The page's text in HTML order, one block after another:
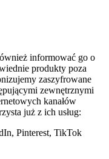
informować go o
produkty poza
zaszyfrowane
zewnętrznymi
kanałów
już z ich usług:
Pinterest, TikTok